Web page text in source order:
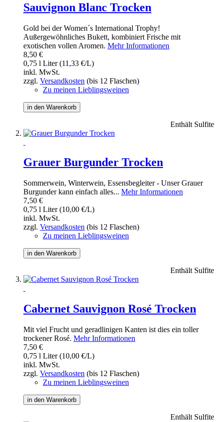
Sauvignon Blanc Trocken
Gold bei der Women´s International Trophy!
Außergewöhnliches Bukett, kombiniert Frische mit
exotischen vollen Aromen. Mehr Informationen
8,50 €
0,75 l Liter (11,33 €/L)
inkl. MwSt.
zzgl. Versandkosten (bis 12 Flaschen)
Zu meinen Lieblingsweinen
in den Warenkorb
Enthält Sulfite
Grauer Burgunder Trocken
Sommerwein, Winterwein, Essensbegleiter - Unser Grauer
Burgunder kann einfach alles... Mehr Informationen
7,50 €
0,75 l Liter (10,00 €/L)
inkl. MwSt.
zzgl. Versandkosten (bis 12 Flaschen)
Zu meinen Lieblingsweinen
in den Warenkorb
Enthält Sulfite
Cabernet Sauvignon Rosé Trocken
Mit viel Frucht und geradlinigen Kanten ist dies ein toller
trockener Rosé. Mehr Informationen
7,50 €
0,75 l Liter (10,00 €/L)
inkl. MwSt.
zzgl. Versandkosten (bis 12 Flaschen)
Zu meinen Lieblingsweinen
in den Warenkorb
Enthält Sulfite